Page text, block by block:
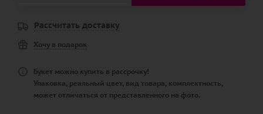
Рассчитать доставку
Хочу в подарок
Букет можно купить в рассрочку!
Упаковка, реальный цвет, вид товара, комплектность,
может отличаться от представленного на фото.